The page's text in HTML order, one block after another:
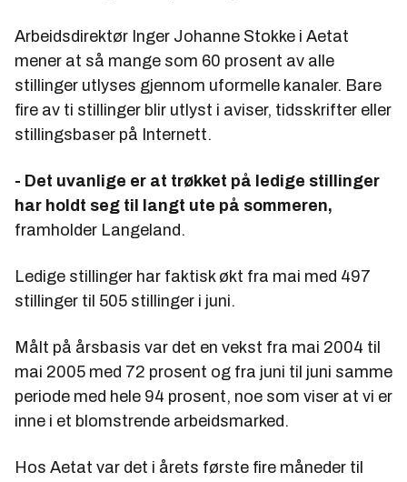
Arbeidsdirektør Inger Johanne Stokke i Aetat
mener at så mange som 60 prosent av alle
stillinger utlyses gjennom uformelle kanaler. Bare
fire av ti stillinger blir utlyst i aviser, tidsskrifter eller
stillingsbaser på Internett.
- Det uvanlige er at trøkket på ledige stillinger
har holdt seg til langt ute på sommeren,
framholder Langeland.
Ledige stillinger har faktisk økt fra mai med 497
stillinger til 505 stillinger i juni.
Målt på årsbasis var det en vekst fra mai 2004 til
mai 2005 med 72 prosent og fra juni til juni samme
periode med hele 94 prosent, noe som viser at vi er
inne i et blomstrende arbeidsmarked.
Hos Aetat var det i årets første fire måneder til